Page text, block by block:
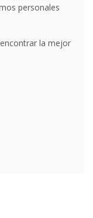
personales
la mejor